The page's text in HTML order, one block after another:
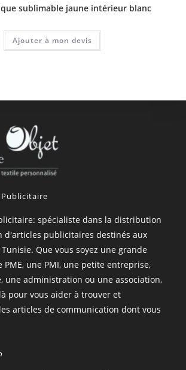
sublimable jaune intérieur blanc
Ajouter à mon devis
spécialiste dans la distribution
d'articles publicitaires destinés aux
Que vous soyez une grande
PME, une PMI, une petite entreprise,
une administration ou une association,
pour vous aider à trouver et
articles de communication dont vous